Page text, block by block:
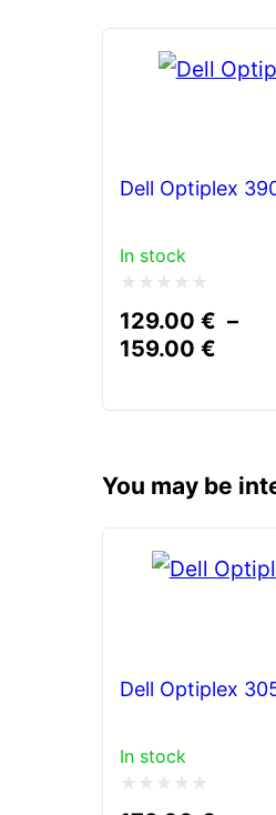
Dell Optiplex
In stock
Note
0
129.00 € –
159.00 €
You may be
Dell Optiplex
In stock
Note